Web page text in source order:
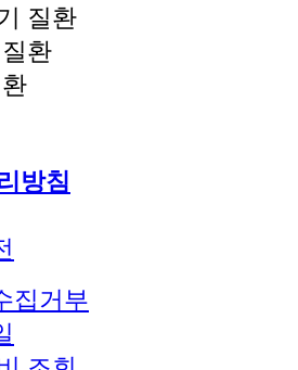
질환
환
방침
집거부